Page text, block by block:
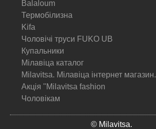
Balaloum
Термобілизна
Kifa
Чоловічі труси FUKO UB
Купальники
Мілавіца каталог
Milavitsa. Мілавіца інтернет магазин.
Акція "Milavitsa fashion
Чоловікам
© Milavitsa.